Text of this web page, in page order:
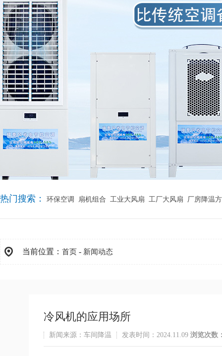
热门搜索： 环保空调 扇机组合 工业大风扇 工厂大风扇 厂房降温
当前位置： 首页 - 新闻动态
冷风机的应用场所
新闻来源：车间降温 发表时间：2024.11.09 浏览次数